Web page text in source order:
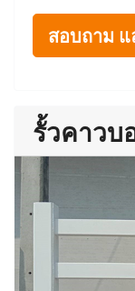
สอบถาม
รั้วคาวบ